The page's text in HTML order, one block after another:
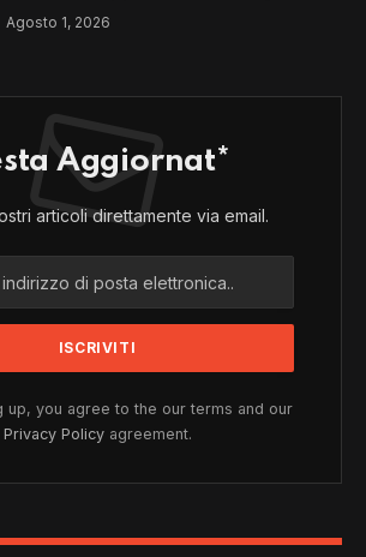
un modello di vita?
Agosto 1, 2026
Aggiornat*
articoli direttamente via email.
up, you agree to the our terms and our
Privacy Policyagreement.